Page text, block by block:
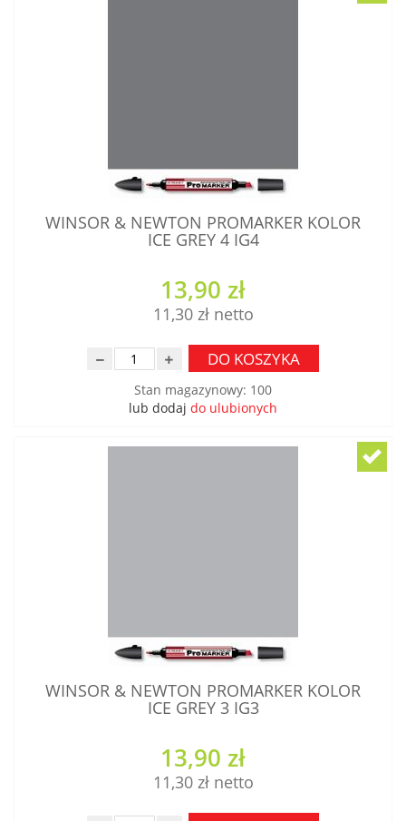
WINSOR & NEWTON PROMARKER KOLOR
ICE GREY 4 IG4
13,90 zł
11,30 zł
DO KOSZYKA
Stan magazynowy: 100
lub dodaj do ulubionych
WINSOR & NEWTON PROMARKER KOLOR
ICE GREY 3 IG3
13,90 zł
11,30 zł